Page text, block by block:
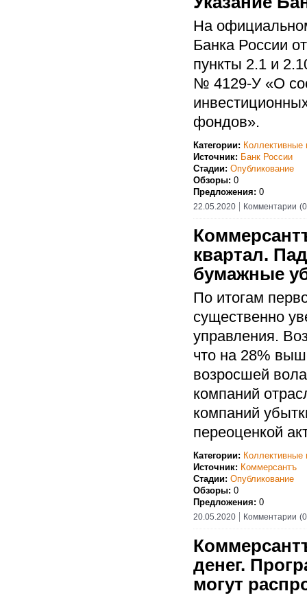
На
Банка России
пункты 2.1 и
№ 4129-У «О
фондов».
Категории: Коллективные
Источник: Банк России
Стадии: Опубликование
Обзоры: 0
Предложения: 0
22.05.2020 Комментарии
квартал.
бумажные
По итогам
существенно
управления.
что на 28%
возросшей
компаний
компаний
переоценкой
Категории: Коллективные
Источник: Коммерсантъ
Стадии: Опубликование
Обзоры: 0
Предложения: 0
20.05.2020 Комментарии
денег.
могут